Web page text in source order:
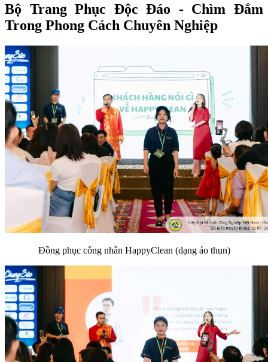
Bộ Trang Phục Độc Đáo - Chìm Đắm
Trong Phong Cách Chuyên Nghiệp
Đồng phục công nhân HappyClean (dạng áo thun)